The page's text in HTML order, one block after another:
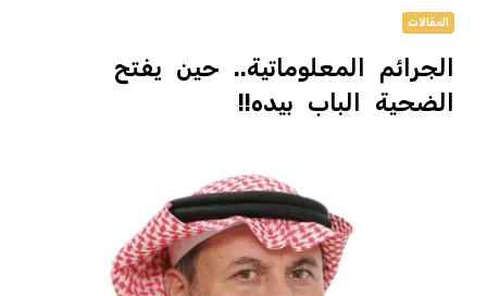
المقالات
الجرائم المعلوماتية.. حين يفتح
الضحية الباب بيده!!